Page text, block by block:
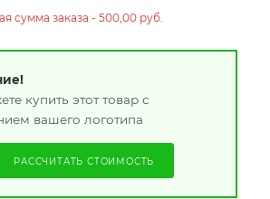
сумма заказа - 500,00 руб.
купить этот товар с
вашего логотипа
РАССЧИТАТЬ СТОИМОСТЬ